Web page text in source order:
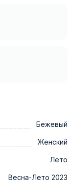
Бежевый
Женский
Лето
Весна-Лето 2023